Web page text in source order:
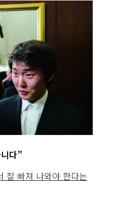
다”
잘 빠져 나와야 한다는